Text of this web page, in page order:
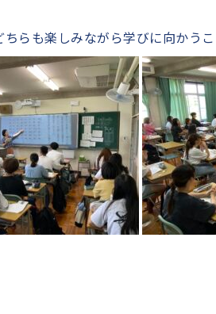
らも楽しみながら学びに向かうこ